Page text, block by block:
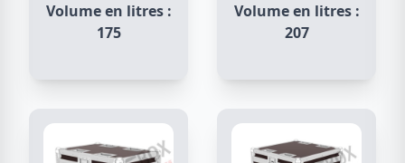
Volume en litres :
175
Volume en litres :
207